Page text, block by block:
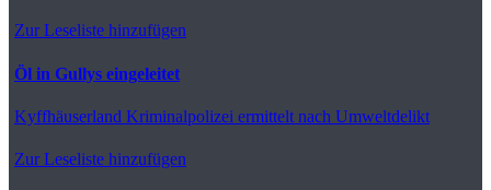
Zur Leseliste hinzufügen
Öl in Gullys eingeleitet
Kyffhäuserland Kriminalpolizei ermittelt nach Umweltdelikt
Zur Leseliste hinzufügen